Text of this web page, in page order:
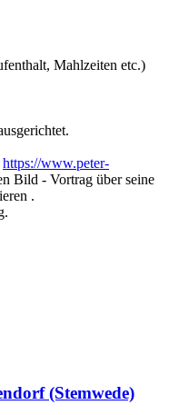
Mahlzeiten etc.)
https://www.peter-
Bild - Vortrag über seine
.
(Stemwede)